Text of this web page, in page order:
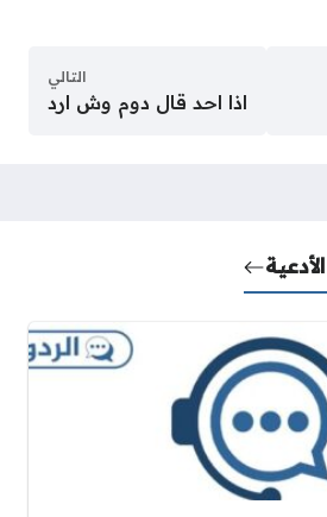
التالي
اذا احد قال دوم وش ارد